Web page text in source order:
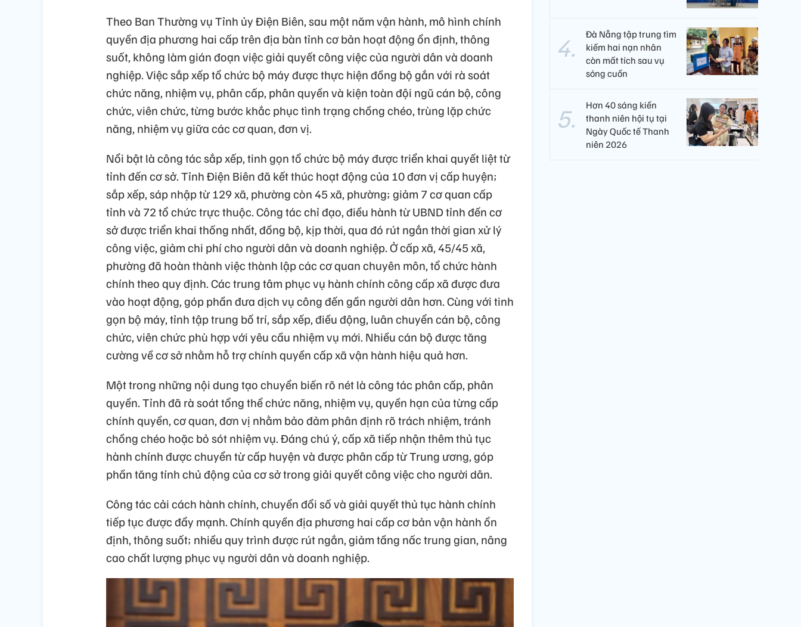
Theo Ban Thường vụ Tỉnh ủy Điện Biên, sau một năm vận hành, mô hình chính
quyền địa phương hai cấp trên địa bàn tỉnh cơ bản hoạt động ổn định, thông
suốt, không làm gián đoạn việc giải quyết công việc của người dân và doanh
nghiệp. Việc sắp xếp tổ chức bộ máy được thực hiện đồng bộ gắn với rà soát
chức năng, nhiệm vụ, phân cấp, phân quyền và kiện toàn đội ngũ cán bộ, công
chức, viên chức, từng bước khắc phục tình trạng chồng chéo, trùng lặp chức
năng, nhiệm vụ giữa các cơ quan, đơn vị.
Nổi bật là công tác sắp xếp, tinh gọn tổ chức bộ máy được triển khai quyết liệt từ
tỉnh đến cơ sở. Tỉnh Điện Biên đã kết thúc hoạt động của 10 đơn vị cấp huyện;
sắp xếp, sáp nhập từ 129 xã, phường còn 45 xã, phường; giảm 7 cơ quan cấp
tỉnh và 72 tổ chức trực thuộc. Công tác chỉ đạo, điều hành từ UBND tỉnh đến cơ
sở được triển khai thống nhất, đồng bộ, kịp thời, qua đó rút ngắn thời gian xử lý
công việc, giảm chi phí cho người dân và doanh nghiệp. Ở cấp xã, 45/45 xã,
phường đã hoàn thành việc thành lập các cơ quan chuyên môn, tổ chức hành
chính theo quy định. Các trung tâm phục vụ hành chính công cấp xã được đưa
vào hoạt động, góp phần đưa dịch vụ công đến gần người dân hơn. Cùng với tinh
gọn bộ máy, tỉnh tập trung bố trí, sắp xếp, điều động, luân chuyển cán bộ, công
chức, viên chức phù hợp với yêu cầu nhiệm vụ mới. Nhiều cán bộ được tăng
cường về cơ sở nhằm hỗ trợ chính quyền cấp xã vận hành hiệu quả hơn.
Một trong những nội dung tạo chuyển biến rõ nét là công tác phân cấp, phân
quyền. Tỉnh đã rà soát tổng thể chức năng, nhiệm vụ, quyền hạn của từng cấp
chính quyền, cơ quan, đơn vị nhằm bảo đảm phân định rõ trách nhiệm, tránh
chồng chéo hoặc bỏ sót nhiệm vụ. Đáng chú ý, cấp xã tiếp nhận thêm thủ tục
hành chính được chuyển từ cấp huyện và được phân cấp từ Trung ương, góp
phần tăng tính chủ động của cơ sở trong giải quyết công việc cho người dân.
Công tác cải cách hành chính, chuyển đổi số và giải quyết thủ tục hành chính
tiếp tục được đẩy mạnh. Chính quyền địa phương hai cấp cơ bản vận hành ổn
định, thông suốt; nhiều quy trình được rút ngắn, giảm tầng nấc trung gian, nâng
cao chất lượng phục vụ người dân và doanh nghiệp.
Đà Nẵng tập trung tìm
kiếm hai nạn nhân
còn mất tích sau vụ
sóng cuốn
Hơn 40 sáng kiến
thanh niên hội tụ tại
Ngày Quốc tế Thanh
niên 2026